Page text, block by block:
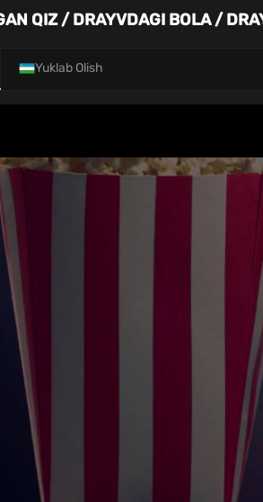
QIZ / DRAYVDAGI BOLA /
Yuklab Olish